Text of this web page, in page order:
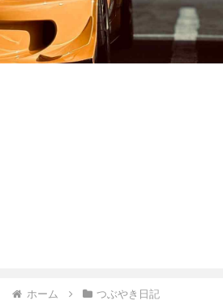
ホーム つぶやき日記